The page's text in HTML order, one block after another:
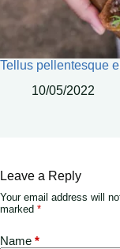
Tellus pellentesque
10/05/2022
Leave a Reply
Your email address will
marked *
Name *